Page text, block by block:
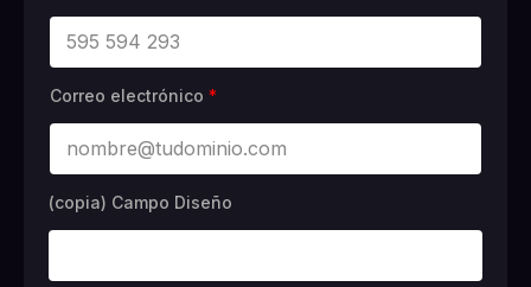
Correo electrónico *
(copia) Campo Diseño